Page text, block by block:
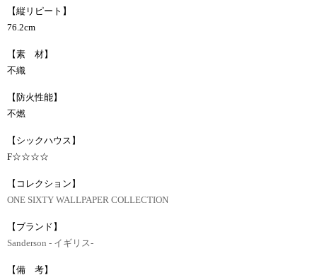
【縦リピート】
76.2cm
【素 材】
不織
【防火性能】
不燃
【シックハウス】
F☆☆☆☆
【コレクション】
ONE SIXTY WALLPAPER COLLECTION
【ブランド】
Sanderson - イギリス-
【備 考】